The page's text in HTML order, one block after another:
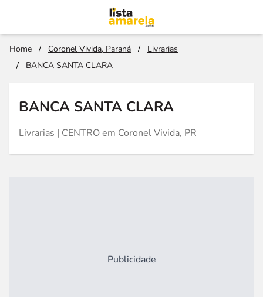
Home / Coronel Vivida, Paraná /
Livrarias
/
BANCA SANTA CLARA
BANCA SANTA CLARA
Livrarias | CENTRO em Coronel Vivida, PR
Publicidade